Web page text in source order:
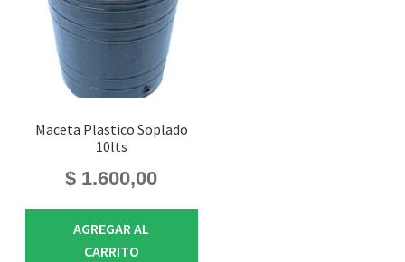
Maceta Plastico Soplado
10lts
$ 1.600,00
AGREGAR AL
CARRITO